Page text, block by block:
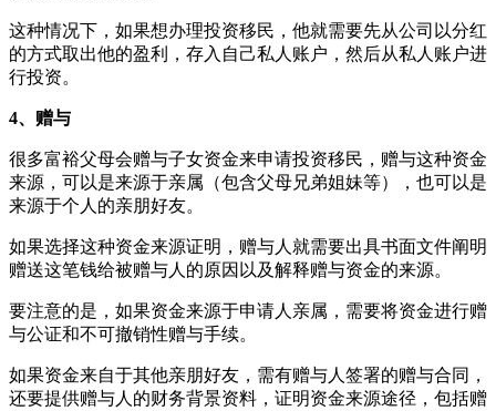
这种情况下，如果想办理投资移民，他就需要先从公司以分红
的方式取出他的盈利，存入自己私人账户，然后从私人账户进
行投资。
4、赠与
很多富裕父母会赠与子女资金来申请投资移民，赠与这种资金
来源，可以是来源于亲属（包含父母兄弟姐妹等），也可以是
来源于个人的亲朋好友。
如果选择这种资金来源证明，赠与人就需要出具书面文件阐明
赠送这笔钱给被赠与人的原因以及解释赠与资金的来源。
要注意的是，如果资金来源于申请人亲属，需要将资金进行赠
与公证和不可撤销性赠与手续。
如果资金来自于其他亲朋好友，需有赠与人签署的赠与合同，
还要提供赠与人的财务背景资料，证明资金来源途径，包括赠